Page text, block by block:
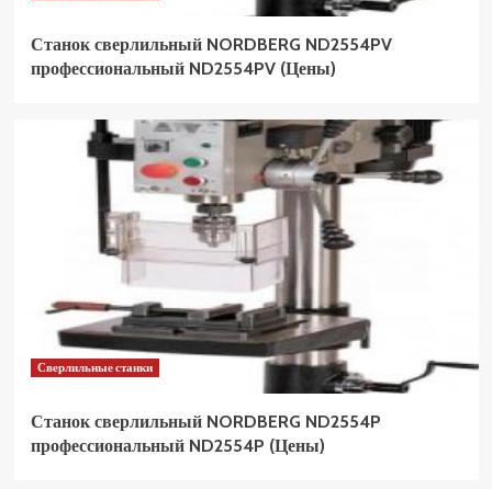
Станок сверлильный NORDBERG ND2554PV
профессиональный ND2554PV (Цены)
Сверлильные станки
Станок сверлильный NORDBERG ND2554P
профессиональный ND2554P (Цены)